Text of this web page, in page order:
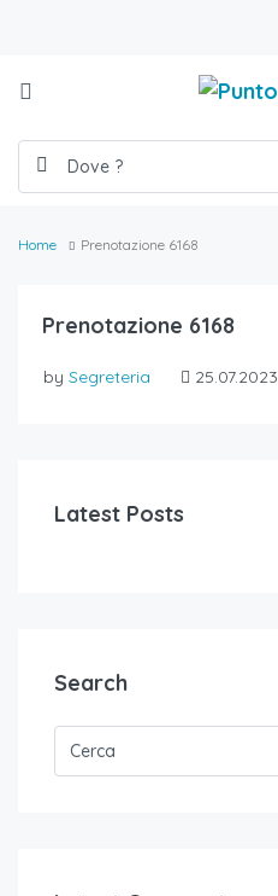
Home Prenotazione 6168
Prenotazione 6168
by Segreteria 25.07.2023
Latest Posts
Search